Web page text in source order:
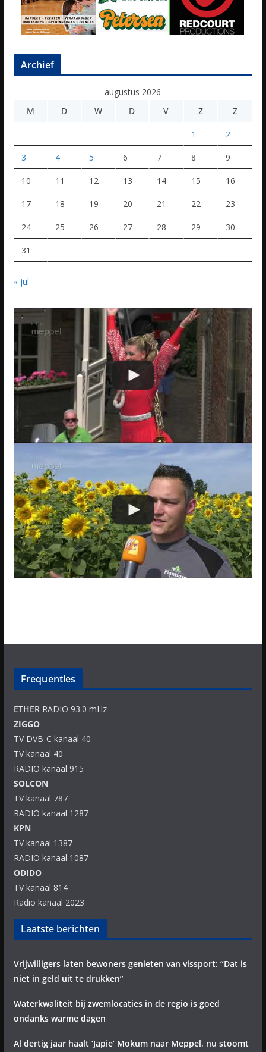
Archief
augustus 2026
M
D W D V Z Z
1 2
3 4 5 6 7 8 9
10 11 12 13 14 15 16
17 18 19 20 21 22 23
24 25 26 27 28 29 30
31
« jul
Frequenties
ETHERRADIO 93.0 mHz
ZIGGO
TV DVB-C kanaal 40
TV kanaal 40
RADIO kanaal 915
SOLCON
TV kanaal 787
RADIO kanaal 1287
KPN
TV kanaal 1387
RADIO kanaal 1087
ODIDO
TV kanaal 814
Radio kanaal 2023
Laatste berichten
Vrijwilligers laten bewoners genieten van vissport: “Dat is
niet in geld uit te drukken”
Waterkwaliteit bij zwemlocaties in de regio is goed
ondanks warme dagen
Al dertig jaar haalt ‘Japie’ Mokum naar Meppel, nu stoomt